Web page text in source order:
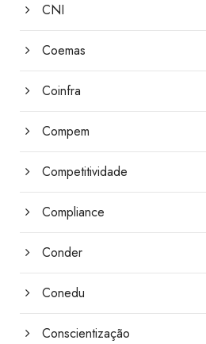
CNI
Coemas
Coinfra
Compem
Competitividade
Compliance
Conder
Conedu
Conscientização